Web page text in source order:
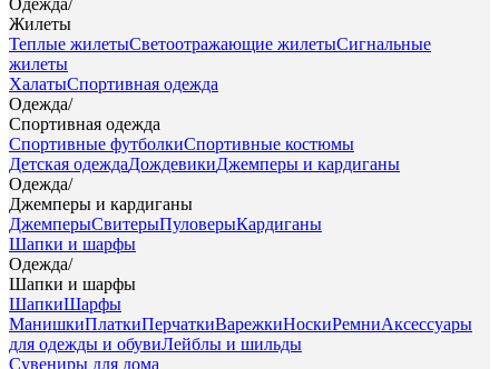
Одежда/
Жилеты
Теплые жилетыСветоотражающие жилетыСигнальные
жилеты
ХалатыСпортивная одежда
Одежда/
Спортивная одежда
Спортивные футболкиСпортивные костюмы
Детская одеждаДождевикиДжемперы и кардиганы
Одежда/
Джемперы и кардиганы
ДжемперыСвитерыПуловерыКардиганы
Шапки и шарфы
Одежда/
Шапки и шарфы
ШапкиШарфы
МанишкиПлаткиПерчаткиВарежкиНоскиРемниАксессуары
для одежды и обувиЛейблы и шильды
Сувениры для дома